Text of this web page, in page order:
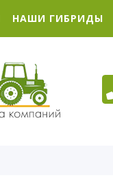
НАШИ ГИБРИДЫ